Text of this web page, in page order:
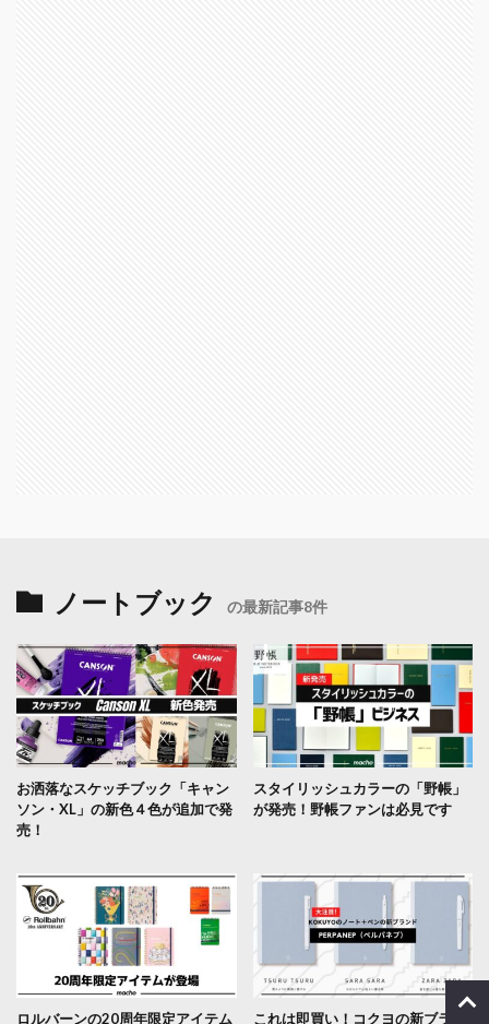
ノートブック の最新記事8件
お洒落なスケッチブック「キャン
ソン・XL」の新色４色が追加で発
売！
スタイリッシュカラーの「野帳」
が発売！野帳ファンは必見です
ロルバーンの20周年限定アイテム これは即買い！コクヨの新ブラン